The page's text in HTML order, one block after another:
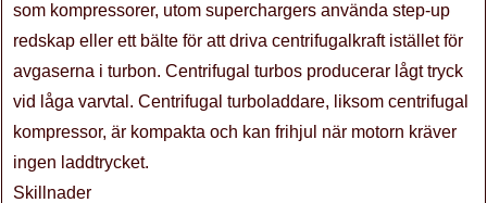
som kompressorer, utom superchargers använda step-up
redskap eller ett bälte för att driva centrifugalkraft istället för
avgaserna i turbon. Centrifugal turbos producerar lågt tryck
vid låga varvtal. Centrifugal turboladdare, liksom centrifugal
kompressor, är kompakta och kan frihjul när motorn kräver
ingen laddtrycket.
Skillnader